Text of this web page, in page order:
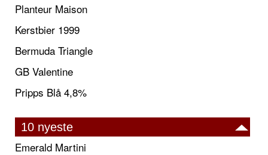
Planteur Maison
Kerstbier 1999
Bermuda Triangle
GB Valentine
Pripps Blå 4,8%
10 nyeste
Emerald Martini